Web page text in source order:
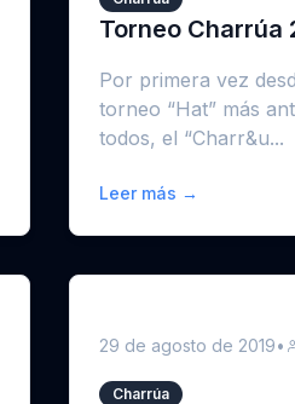
Torneo Charrúa
Por primera vez
torneo “Hat” más
todos, el “Charr&u...
Leer más →
29 de agosto de 2019•
Charrúa